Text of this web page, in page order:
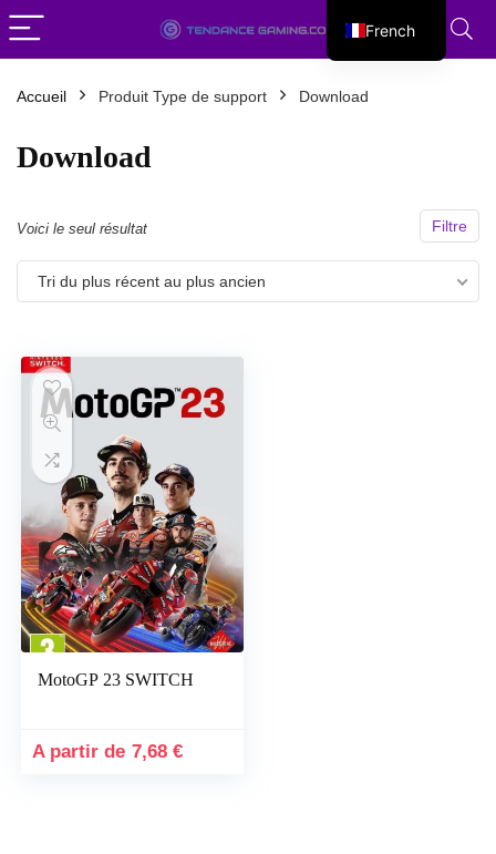
Accueil Produit Type de support Download
Download
Filtre
Voici le seul résultat
Tri du plus récent au plus ancien
MotoGP 23 SWITCH
7,68€
French
English